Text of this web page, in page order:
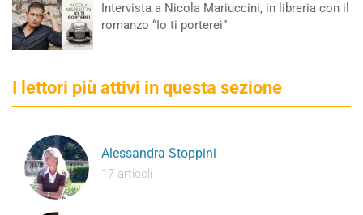
Intervista a Nicola Mariuccini, in libreria con il
romanzo “Io ti porterei”
I lettori più attivi in questa sezione
Alessandra Stoppini
17 articoli